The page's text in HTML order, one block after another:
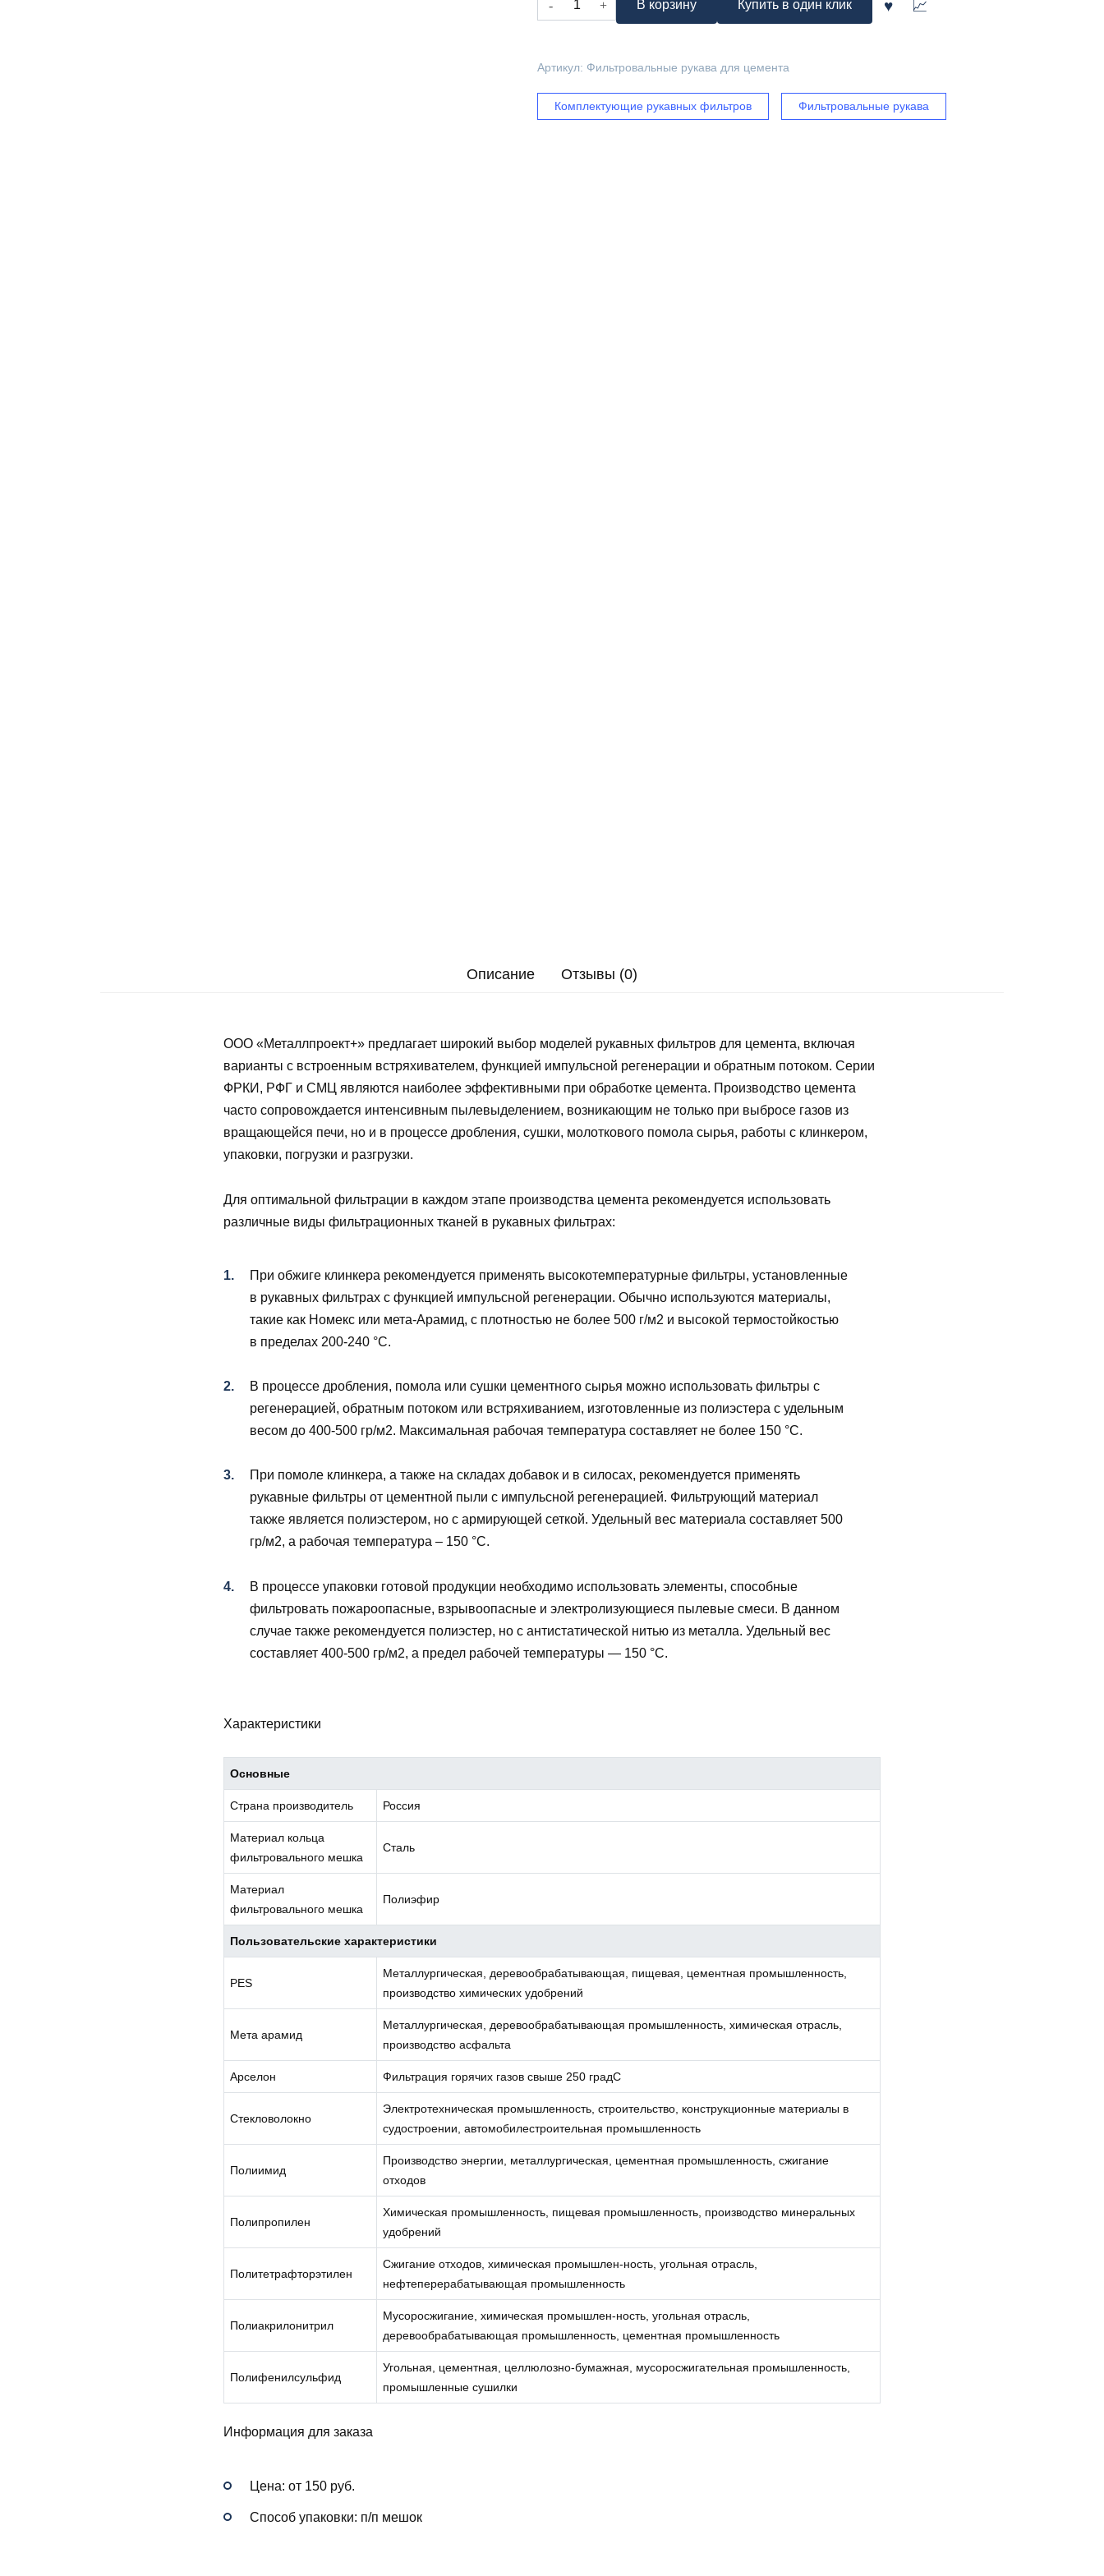
товара
для
цемента
В корзину Купить в один клик
Артикул: Фильтровальные рукава для цемента
Комплектующие рукавных фильтров Фильтровальные рукава
Описание Отзывы (0)
ООО «Металлпроект+» предлагает широкий выбор моделей рукавных фильтров для цемента, включая
варианты с встроенным встряхивателем, функцией импульсной регенерации и обратным потоком. Серии
ФРКИ, РФГ и СМЦ являются наиболее эффективными при обработке цемента. Производство цемента
часто сопровождается интенсивным пылевыделением, возникающим не только при выбросе газов из
вращающейся печи, но и в процессе дробления, сушки, молоткового помола сырья, работы с клинкером,
упаковки, погрузки и разгрузки.
Для оптимальной фильтрации в каждом этапе производства цемента рекомендуется использовать
различные виды фильтрационных тканей в рукавных фильтрах:
При обжиге клинкера рекомендуется применять высокотемпературные фильтры, установленные
в рукавных фильтрах с функцией импульсной регенерации. Обычно используются материалы,
такие как Номекс или мета-Арамид, с плотностью не более 500 г/м2 и высокой термостойкостью
в пределах 200-240 °С.
В процессе дробления, помола или сушки цементного сырья можно использовать фильтры с
регенерацией, обратным потоком или встряхиванием, изготовленные из полиэстера с удельным
весом до 400-500 гр/м2. Максимальная рабочая температура составляет не более 150 °С.
При помоле клинкера, а также на складах добавок и в силосах, рекомендуется применять
рукавные фильтры от цементной пыли с импульсной регенерацией. Фильтрующий материал
также является полиэстером, но с армирующей сеткой. Удельный вес материала составляет 500
гр/м2, а рабочая температура – 150 °С.
В процессе упаковки готовой продукции необходимо использовать элементы, способные
фильтровать пожароопасные, взрывоопасные и электролизующиеся пылевые смеси. В данном
случае также рекомендуется полиэстер, но с антистатической нитью из металла. Удельный вес
составляет 400-500 гр/м2, а предел рабочей температуры — 150 °С.
Характеристики
Основные
Страна производитель Россия
Материал кольца
фильтровального мешка
Сталь
Материал
фильтровального мешка
Полиэфир
Пользовательские характеристики
PES
Металлургическая, деревообрабатывающая, пищевая, цементная промышленность,
производство химических удобрений
Мета арамид
Металлургическая, деревообрабатывающая промышленность, химическая отрасль,
производство асфальта
Арселон Фильтрация горячих газов свыше 250 градС
Стекловолокно
Электротехническая промышленность, строительство, конструкционные материалы в
судостроении, автомобилестроительная промышленность
Полиимид
Производство энергии, металлургическая, цементная промышленность, сжигание
отходов
Полипропилен
Химическая промышленность, пищевая промышленность, производство минеральных
удобрений
Политетрафторэтилен
Сжигание отходов, химическая промышлен-ность, угольная отрасль,
нефтеперерабатывающая промышленность
Полиакрилонитрил
Мусоросжигание, химическая промышлен-ность, угольная отрасль,
деревообрабатывающая промышленность, цементная промышленность
Полифенилсульфид
Угольная, цементная, целлюлозно-бумажная, мусоросжигательная промышленность,
промышленные сушилки
Информация для заказа
Цена: от 150 руб.
Способ упаковки: п/п мешок